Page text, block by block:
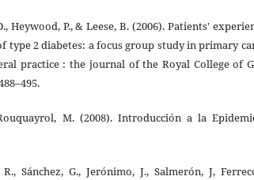
Heywood, P., & Leese, B. (2006). Patients'
type 2 diabetes: a focus group study in primary
practice : the journal of the Royal College of
M. (2008). Introducción a la
Sánchez, G., Jerónimo, J., Salmerón, J,